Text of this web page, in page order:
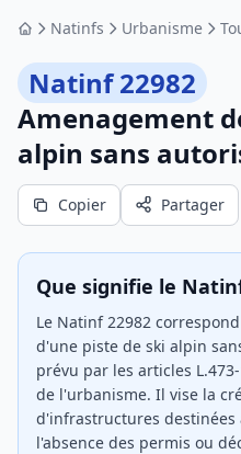
AccueilNatinfs Urbanisme
Natinf 22982
Amenagement
alpin sans
Copier Partager
Que signifie le
Le Natinf 22982
d'une piste de ski alpin
prévu par les articles
de l'urbanisme. Il vise la
d'infrastructures
l'absence des permis ou